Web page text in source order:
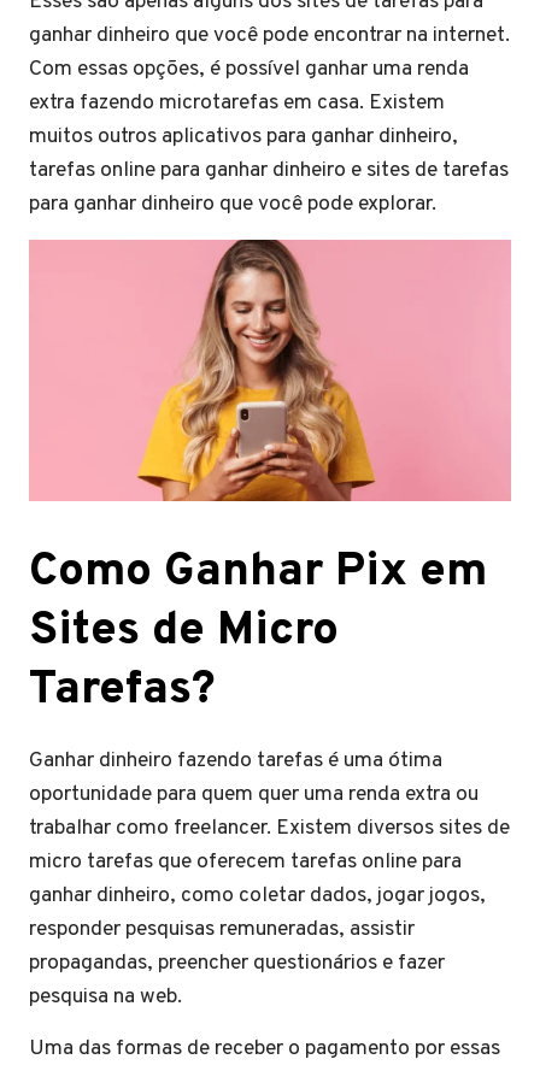
ganhar dinheiro que você pode encontrar na internet.
Com essas opções, é possível ganhar uma renda
extra fazendo microtarefas em casa. Existem
muitos outros aplicativos para ganhar dinheiro,
tarefas online para ganhar dinheiro e sites de tarefas
para ganhar dinheiro que você pode explorar.
Como Ganhar Pix em
Sites de Micro
Tarefas?
Ganhar dinheiro fazendo tarefas é uma ótima
oportunidade para quem quer uma renda extra ou
trabalhar como freelancer. Existem diversos sites de
micro tarefas que oferecem tarefas online para
ganhar dinheiro, como coletar dados, jogar jogos,
responder pesquisas remuneradas, assistir
propagandas, preencher questionários e fazer
pesquisa na web.
Uma das formas de receber o pagamento por essas